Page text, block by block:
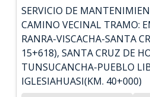
SERVICIO DE
CAMINO VECINAL TRAMO:
RANRA-VISCACHA-SANTA
15+618), SANTA CRUZ DE
TUNSUCANCHA-PUEBLO
IGLESIAHUASI(KM. 40+000)